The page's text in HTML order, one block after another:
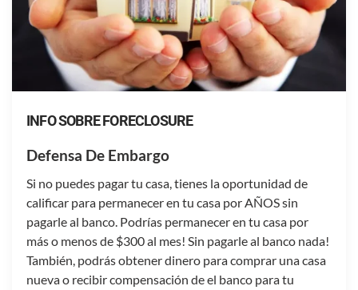
INFO SOBRE FORECLOSURE
Defensa De Embargo
Si no puedes pagar tu casa, tienes la oportunidad de
calificar para permanecer en tu casa por AÑOS sin
pagarle al banco. Podrías permanecer en tu casa por
más o menos de $300 al mes! Sin pagarle al banco nada!
También, podrás obtener dinero para comprar una casa
nueva o recibir compensación de el banco para tu